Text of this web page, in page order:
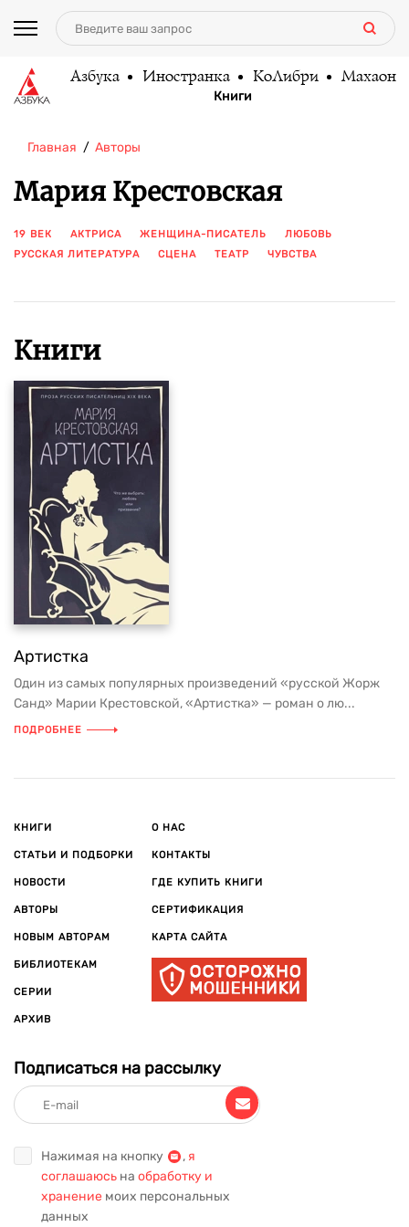
Азбука Иностранка КоЛибри Махаон
Книги
Главная Авторы
Мария Крестовская
19 ВЕК АКТРИСА ЖЕНЩИНА-ПИСАТЕЛЬ
ЛЮБОВЬ
РУССКАЯ ЛИТЕРАТУРА
СЦЕНА ТЕАТР ЧУВСТВА
Книги
Артистка
Один из самых популярных произведений «русской Жорж
Санд» Марии Крестовской, «Артистка» — роман о лю...
ПОДРОБНЕЕ
КНИГИ
СТАТЬИ И ПОДБОРКИ
НОВОСТИ
АВТОРЫ
НОВЫМ АВТОРАМ
БИБЛИОТЕКАМ
СЕРИИ
АРХИВ
О НАС
КОНТАКТЫ
ГДЕ КУПИТЬ КНИГИ
СЕРТИФИКАЦИЯ
КАРТА САЙТА
Подписаться на рассылку
Нажимая на кнопку , я
соглашаюсь на обработку и
хранение моих персональных
данных